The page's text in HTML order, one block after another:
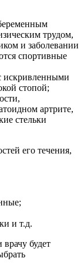
трудом,
и заболевании
спортивные
искривленными
стопой;
артрите,
стельки
его течения,
и т.д.
будет